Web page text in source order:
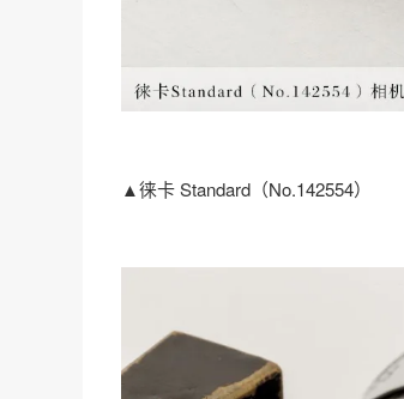
▲徕卡 Standard（No.142554）